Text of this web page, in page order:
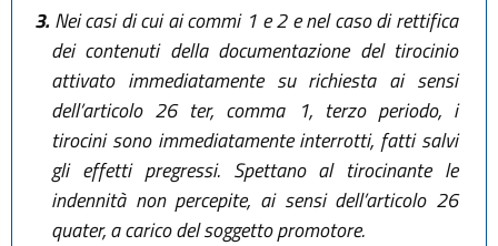
3.Nei casi di cui ai commi 1 e 2 e nel caso di rettifica
dei contenuti della documentazione del tirocinio
attivato immediatamente su richiesta ai sensi
dell’articolo 26 ter, comma 1, terzo periodo, i
tirocini sono immediatamente interrotti, fatti salvi
gli effetti pregressi. Spettano al tirocinante le
indennità non percepite, ai sensi dell’articolo 26
quater, a carico del soggetto promotore.